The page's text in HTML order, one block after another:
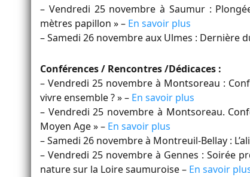
– Vendredi 25 novembre à Saumur :
mètres papillon » – En savoir plus
– Samedi 26 novembre aux Ulmes : Dernière
Conférences / Rencontres /Dédicaces :
– Vendredi 25 novembre à Montsoreau :
vivre ensemble ? » – En savoir plus
– Vendredi 25 novembre à Montsoreau.
Moyen Age » – En savoir plus
– Samedi 26 novembre à Montreuil-Bellay :
– Vendredi 25 novembre à Gennes : Soirée
nature sur la Loire saumuroise – En savoir